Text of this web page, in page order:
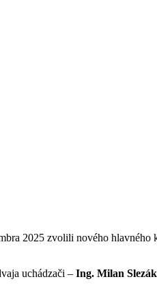
2025 zvolili nového
uchádzači – Ing. Milan Slezák